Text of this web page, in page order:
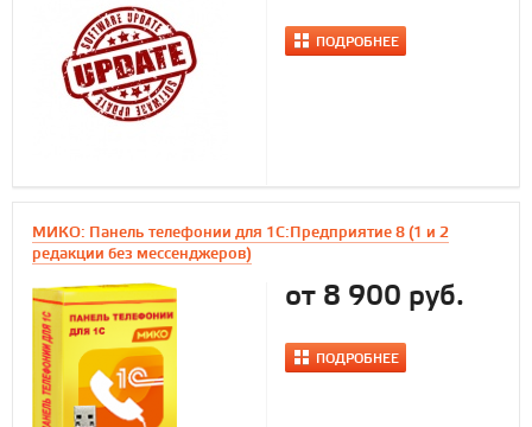
ПОДРОБНЕЕ
МИКО: Панель телефонии для 1С:Предприятие 8 (1 и 2
редакции без мессенджеров)
от 8 900 руб.
ПОДРОБНЕЕ